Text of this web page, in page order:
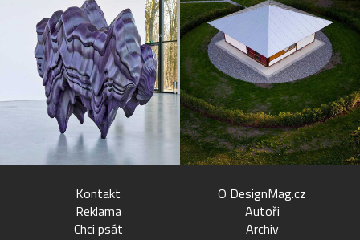
Kontakt
Reklama
Chci psát
O DesignMag.cz
Autoři
Archiv